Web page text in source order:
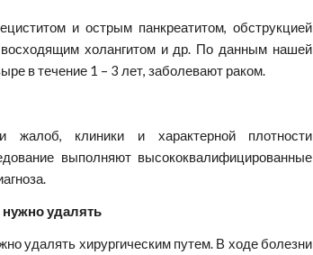
и острым панкреатитом, обструкцией
восходящим холангитом и др. По данным нашей
в течение 1 – 3 лет, заболевают раком.
жалоб, клиники и характерной плотности
выполняют высококвалифицированные
удалять
удалять хирургическим путем. В ходе болезни